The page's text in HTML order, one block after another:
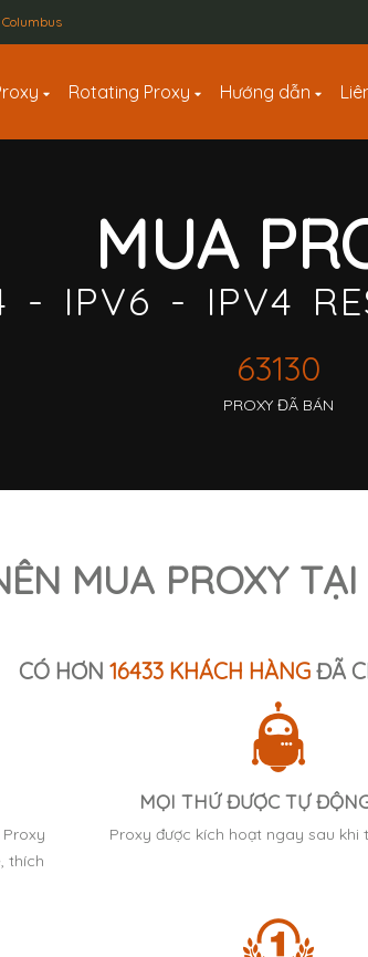
Columbus
Rotating Proxy Hướng dẫn
MUA
- IPV6 - IPV4
63130
PROXY ĐÃ BÁN
MUA PROXY
CÓ HƠN 16433 KHÁCH HÀNG ĐÃ
thích
MỌI THỨ ĐƯỢC TỰ
Proxy được kích hoạt ngay sau khi